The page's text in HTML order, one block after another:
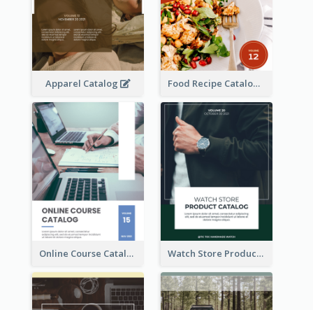
Apparel Catalog Food Recipe Catalog
Online Course Catalog Watch Store Product Catalog